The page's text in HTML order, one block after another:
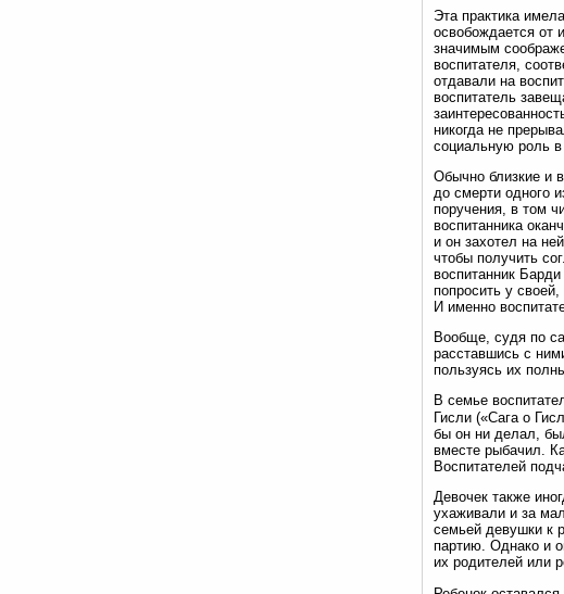
Эта практика имела
освобождается от
значимым
воспитателя,
отдавали на
воспитатель
никогда не
социальную роль
Обычно близкие и
до смерти одного
поручения, в том
воспитанника
и он захотел на
чтобы получить
воспитанник
попросить у
И именно
Вообще, судя по
расставшись с
пользуясь их
В семье
Гисли («Сага о
бы он ни делал,
вместе рыбачил.
Воспитателей
Девочек также
ухаживали и за
семьей девушки к
партию. Однако и
их родителей или